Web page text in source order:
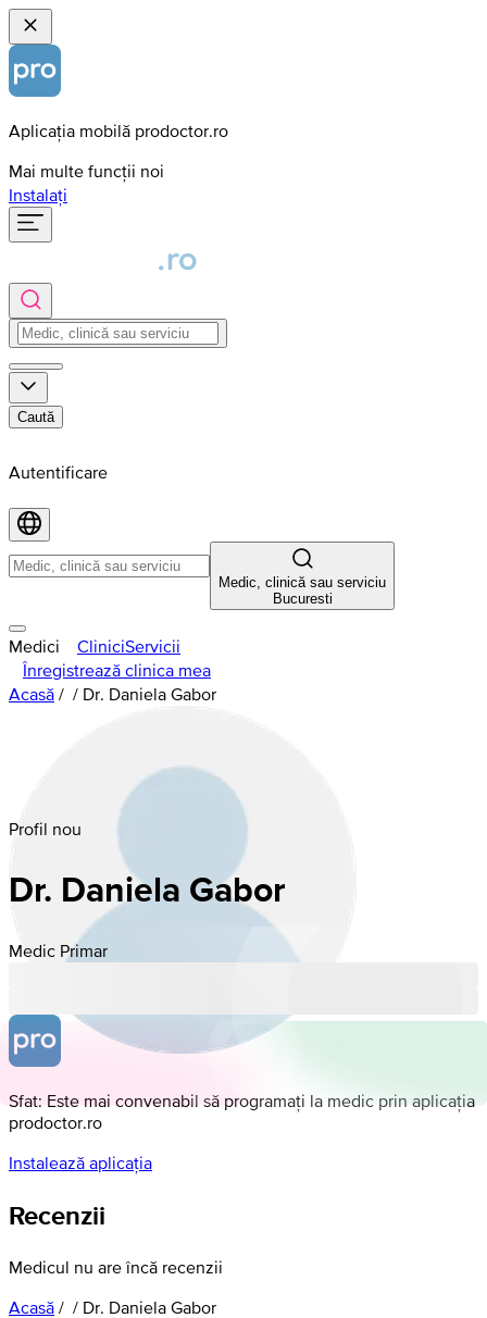
Aplicația mobilă prodoctor.ro
Mai multe funcții noi
Instalați
Caută
Autentificare
Medic, clinică sau serviciu
Bucuresti
Medici CliniciServicii
Înregistrează clinica mea
Acasă / / Dr. Daniela Gabor
Profil nou
Dr. Daniela Gabor
Medic Primar
Sfat: Este mai convenabil să programați la medic prin aplicația
prodoctor.ro
Instalează aplicația
Recenzii
Medicul nu are încă recenzii
Acasă / / Dr. Daniela Gabor